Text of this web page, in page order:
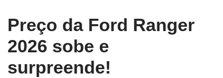
Preço da Ford Ranger
2026 sobe e
surpreende!